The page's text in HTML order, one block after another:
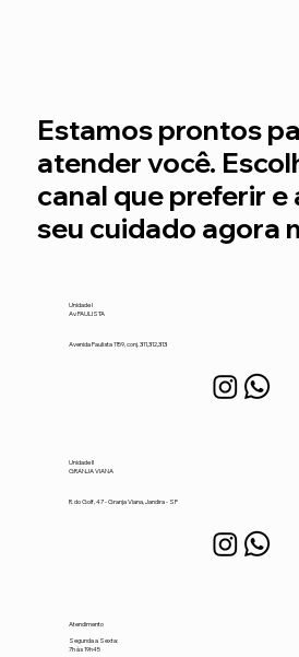
Estamos prontos
atender você.
canal que preferir e
seu cuidado agora
Unidade I
Av. PAULISTA
Avenida Paulista 1159, conj. 311,312,313
Unidade II
GRANJA VIANA
R. do Golf, 47 - Granja Viana, Jandira - SP
Atendimento
Segunda a Sexta:
7h às 19h45